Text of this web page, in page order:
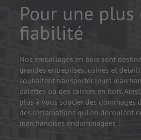
Pour une plus
fiabilité
Nos emballages en bois sont
grandes entreprises, usines et
souhaitent transporter leurs
palettes ou des caisses en bois.
plus à vous soucier des dommages
des réclamations qui en découlent
marchandises endommagées !